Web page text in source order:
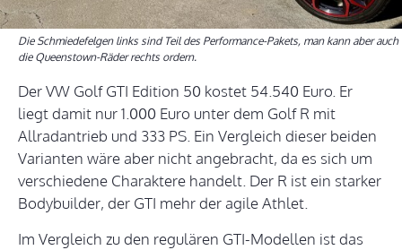
Die Schmiedefelgen links sind Teil des Performance-Pakets, man kann aber auch
die Queenstown-Räder rechts ordern.
Der VW Golf GTI Edition 50 kostet 54.540 Euro. Er
liegt damit nur 1.000 Euro unter dem Golf R mit
Allradantrieb und 333 PS. Ein Vergleich dieser beiden
Varianten wäre aber nicht angebracht, da es sich um
verschiedene Charaktere handelt. Der R ist ein starker
Bodybuilder, der GTI mehr der agile Athlet.
Im Vergleich zu den regulären GTI-Modellen ist das